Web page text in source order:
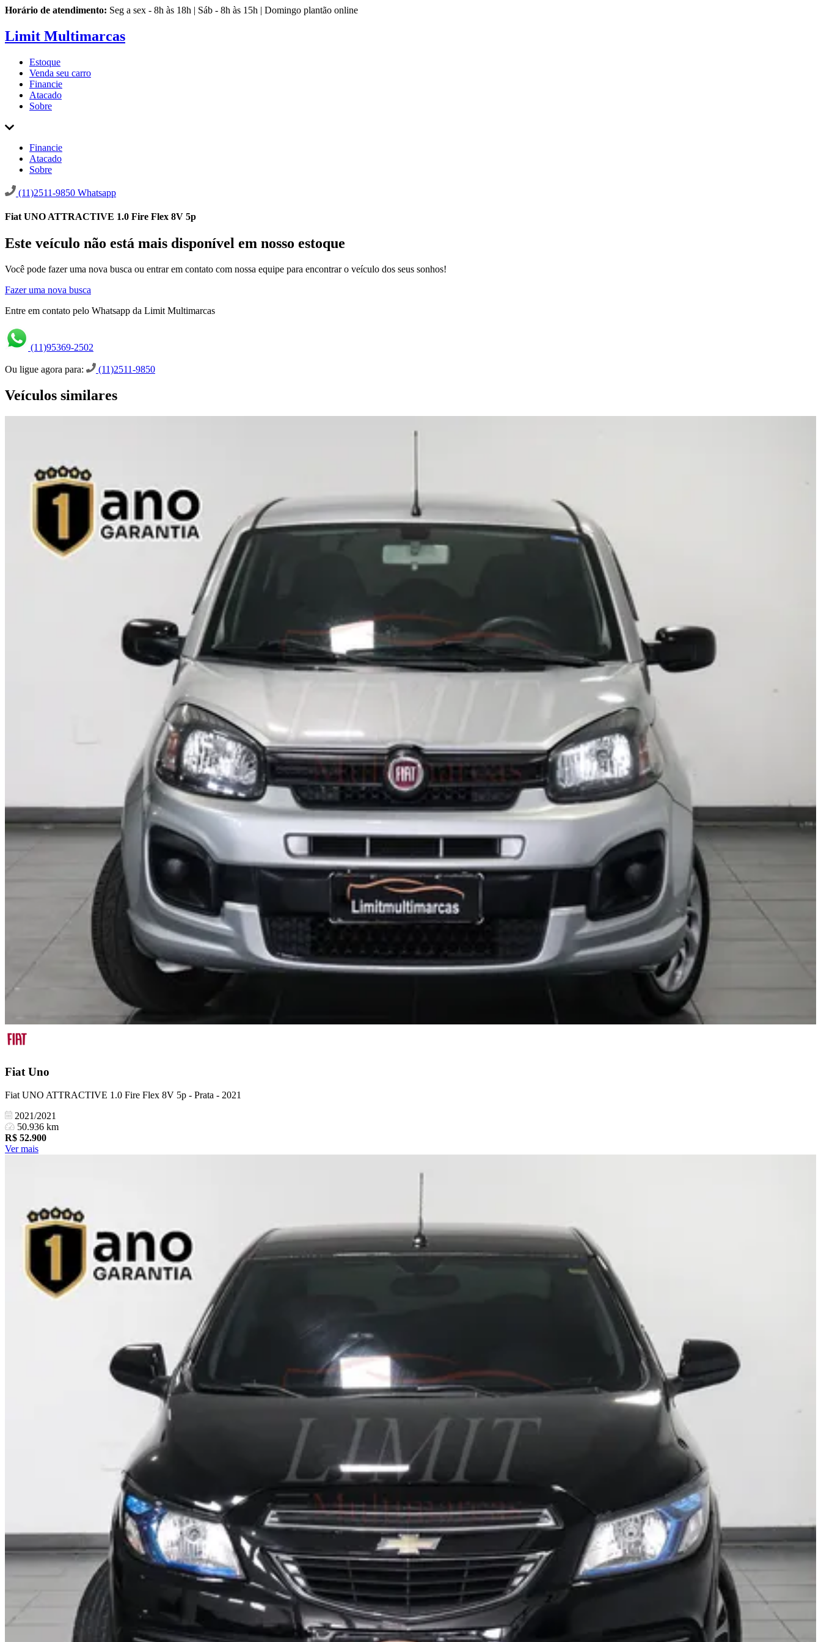
Horário de atendimento: Seg a sex - 8h às 18h | Sáb - 8h às 15h | Domingo plantão online
Limit Multimarcas
Estoque
Venda seu carro
Financie
Atacado
Sobre
Financie
Atacado
Sobre
(11)2511-9850 Whatsapp
Fiat UNO ATTRACTIVE 1.0 Fire Flex 8V 5p
Este veículo não está mais disponível em nosso estoque
Você pode fazer uma nova busca ou entrar em contato com nossa equipe para encontrar o veículo dos seus sonhos!
Fazer uma nova busca
Entre em contato pelo Whatsapp da Limit Multimarcas
(11)95369-2502
Ou ligue agora para: (11)2511-9850
Veículos similares
Fiat Uno
Fiat UNO ATTRACTIVE 1.0 Fire Flex 8V 5p - Prata - 2021
2021/2021
50.936 km
R$ 52.900
Ver mais